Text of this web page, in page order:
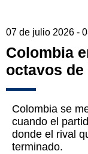
07 de julio 2026 -
Colombia
octavos
Colombia se
cuando el
donde el rival
terminado.